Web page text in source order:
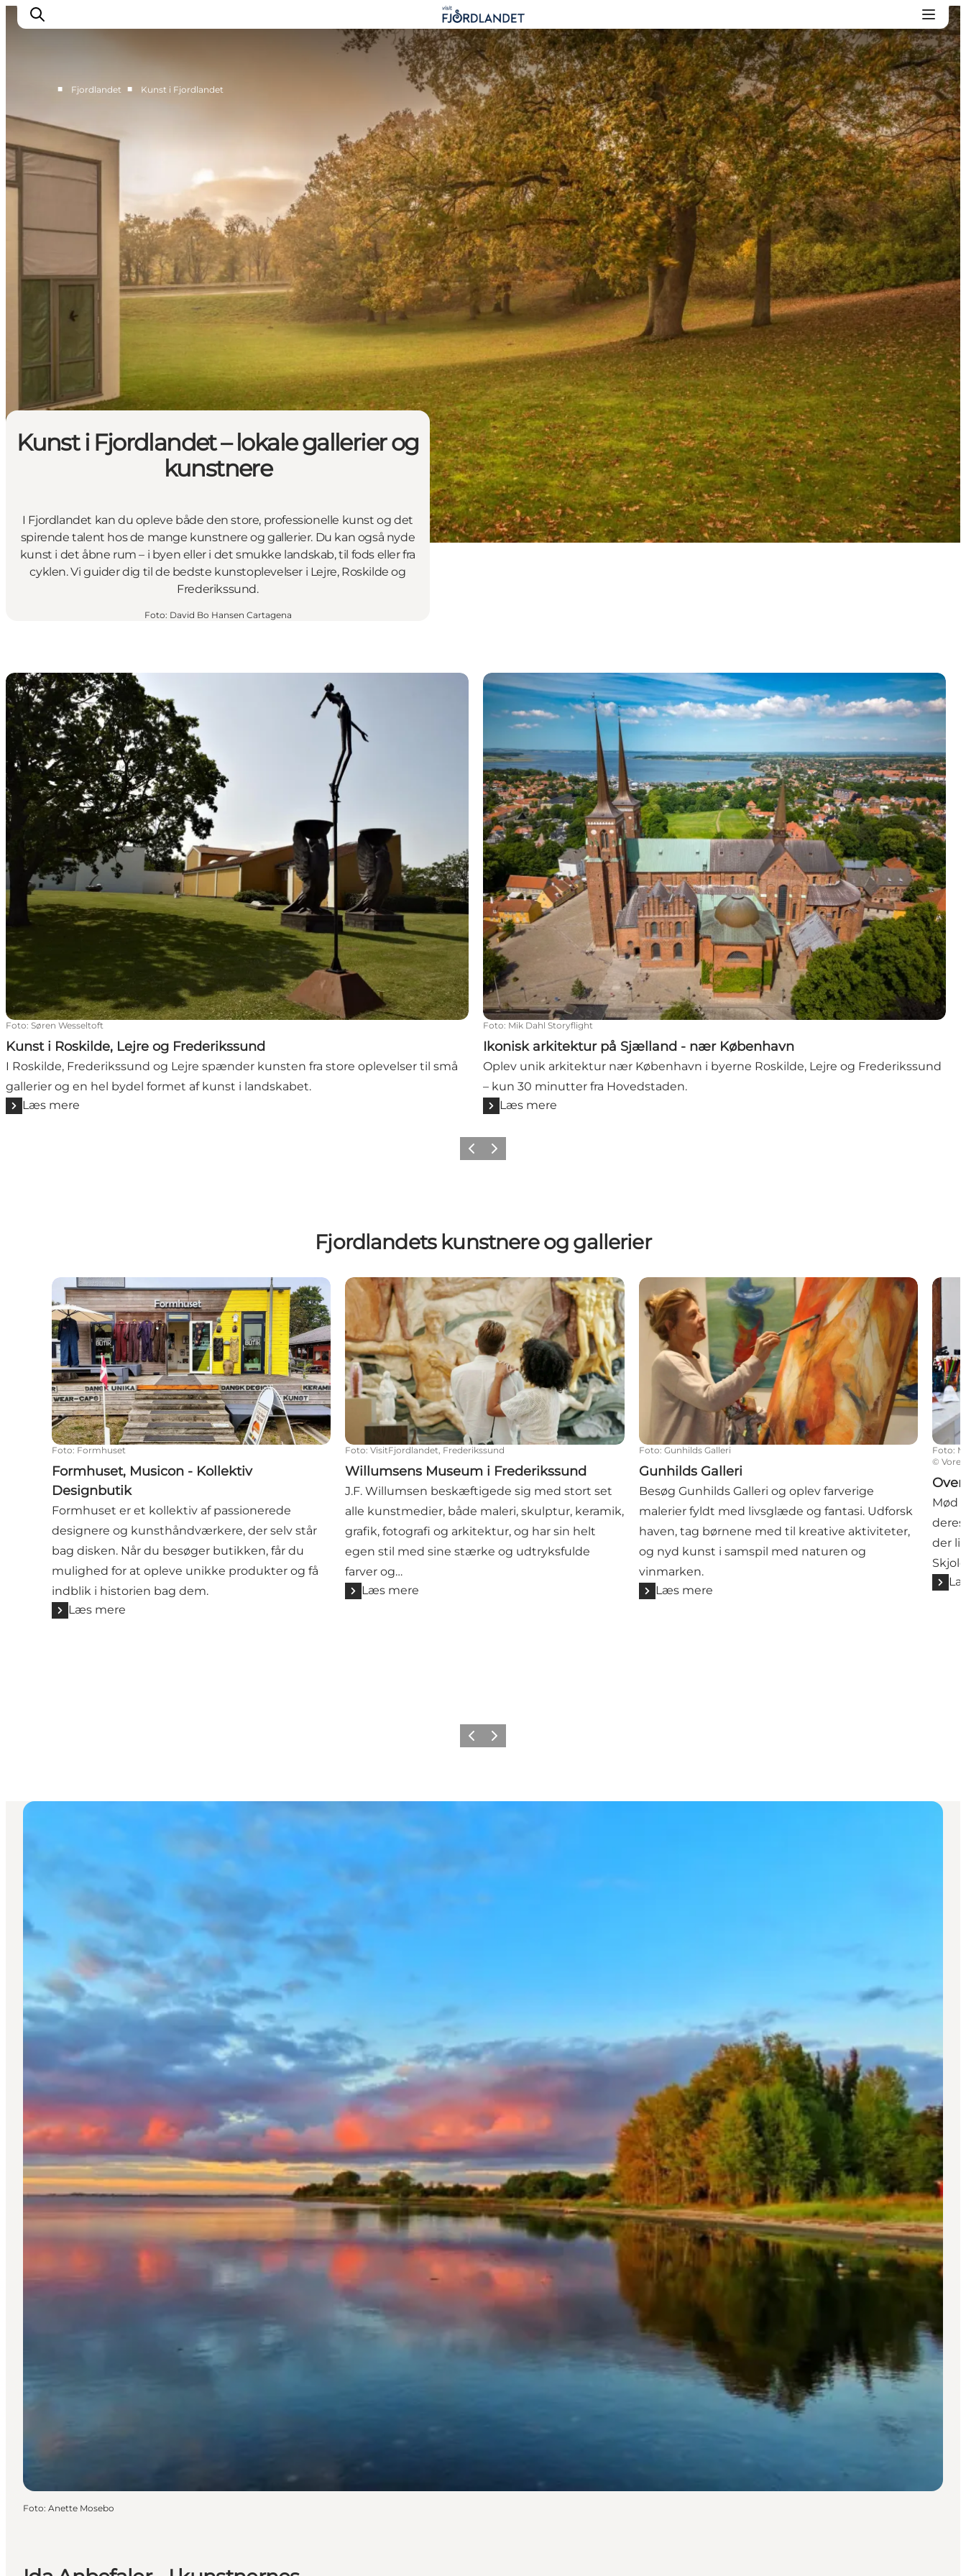
Byer & steder
Det sker
Guides & inspiration
Overnatning
■ Fjordlandet ■ Kunst i Fjordlandet
Kunst i Fjordlandet – lokale gallerier og
kunstnere
I Fjordlandet kan du opleve både den store, professionelle kunst og det
spirende talent hos de mange kunstnere og gallerier. Du kan også nyde
kunst i det åbne rum – i byen eller i det smukke landskab, til fods eller fra
cyklen. Vi guider dig til de bedste kunstoplevelser i Lejre, Roskilde og
Frederikssund.
Foto: David Bo Hansen Cartagena
Kunst i Roskilde, Lejre og Frederikssund
Foto: Søren Wesseltoft
Kunst i Roskilde, Lejre og Frederikssund
I Roskilde, Frederikssund og Lejre spænder kunsten fra store oplevelser til små
gallerier og en hel bydel formet af kunst i landskabet.
Læs mere
Ikonisk arkitektur på Sjælland - nær København
Foto: Mik Dahl Storyflight
Ikonisk arkitektur på Sjælland - nær København
Oplev unik arkitektur nær København i byerne Roskilde, Lejre og Frederikssund
– kun 30 minutter fra Hovedstaden.
Læs mere
Forrige billede
Næste billede
Fjordlandets kunstnere og gallerier
Formhuset, Musicon - Kollektiv Designbutik
Foto: Formhuset
Formhuset, Musicon - Kollektiv
Designbutik
Formhuset er et kollektiv af passionerede
designere og kunsthåndværkere, der selv står
bag disken. Når du besøger butikken, får du
mulighed for at opleve unikke produkter og få
indblik i historien bag dem.
Læs mere
Willumsens Museum i Frederikssund
Foto: VisitFjordlandet, Frederikssund
Willumsens Museum i Frederikssund
J.F. Willumsen beskæftigede sig med stort set
alle kunstmedier, både maleri, skulptur, keramik,
grafik, fotografi og arkitektur, og har sin helt
egen stil med sine stærke og udtryksfulde
farver og…
Læs mere
Gunhilds Galleri
Foto: Gunhilds Galleri
Gunhilds Galleri
Besøg Gunhilds Galleri og oplev farverige
malerier fyldt med livsglæde og fantasi. Udforsk
haven, tag børnene med til kreative aktiviteter,
og nyd kunst i samspil med naturen og
vinmarken.
Læs mere
Foto:
©
Mød
der
Forrige billede
Næste billede
Foto: Anette Mosebo